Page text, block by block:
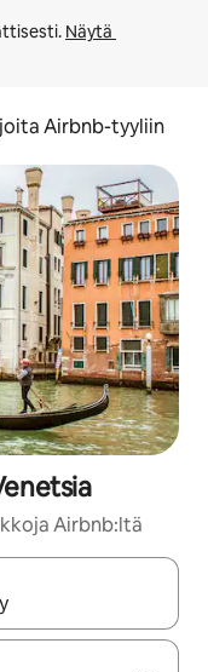
Näytä
Airbnb-tyyliin
Airbnb:ltä
ja alas-